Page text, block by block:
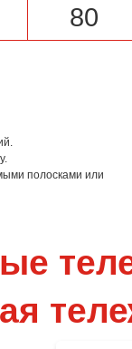
80
полосками или